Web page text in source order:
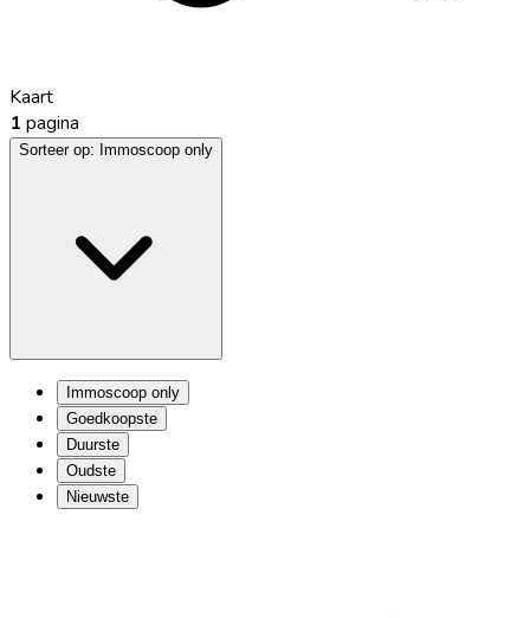
Kaart
1 pagina
Sorteer op: Immoscoop only
Immoscoop only
Goedkoopste
Duurste
Oudste
Nieuwste